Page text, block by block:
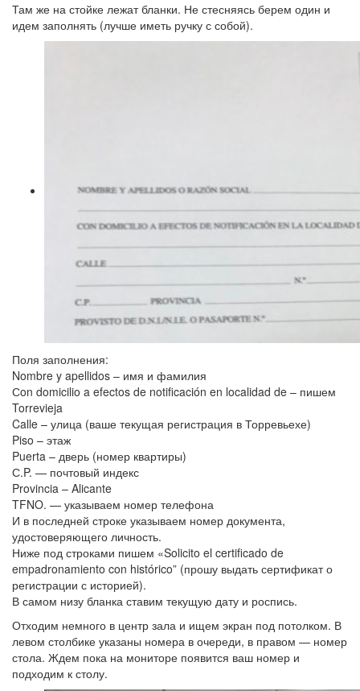
Там же на стойке лежат бланки. Не стесняясь берем один и
идем заполнять (лучше иметь ручку с собой).
Поля заполнения:
Nombre y apellidos – имя и фамилия
Сon domicilio a efectos de notificación en localidad de – пишем
Torrevieja
Calle – улица (ваше текущая регистрация в Торревьехе)
Piso – этаж
Puerta – дверь (номер квартиры)
С.P. — почтовый индекс
Provincia – Alicante
TFNO. — указываем номер телефона
И в последней строке указываем номер документа,
удостоверяющего личность.
Ниже под строками пишем «Solicito el certificado de
empadronamiento con histórico” (прошу выдать сертификат о
регистрации с историей).
В самом низу бланка ставим текущую дату и роспись.
Отходим немного в центр зала и ищем экран под потолком. В
левом столбике указаны номера в очереди, в правом — номер
стола. Ждем пока на мониторе появится ваш номер и
подходим к столу.